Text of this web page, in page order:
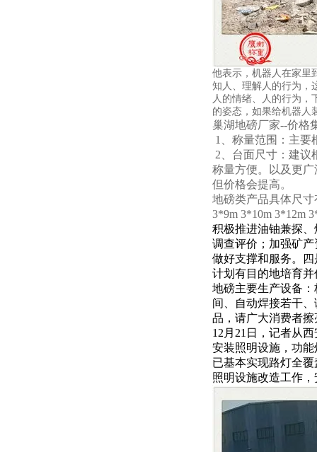
他表示，机器人在家里
知人、理解人的行为，
人的情绪、人的行为
的姿态，如果给机器人
巢湖地磅厂家--价格
1、称量范围：主要
2、台面尺寸：建议
称量方便。以及更
但价格会提高。
地磅类产品具体尺寸
3*9m 3*10m 3*12m
积极推进油铀兼探
调查评价；加强矿
做好支撑和服务。
计划有目的地培育
地磅主要生产设备
间、自动焊接若干
品，请广大消费者
12月21日，记者从
安装照明设施，功
已基本实现路灯全
照明设施改造工作